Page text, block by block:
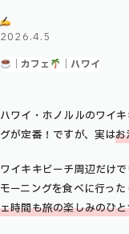
2026.4.5
｜カフェ
｜ハワイ
ハワイ・ホノルルのワイ
グが定番！ですが、実はお
ワイキキビーチ周辺だけ
モーニングを食べに行っ
ェ時間も旅の楽しみのひ